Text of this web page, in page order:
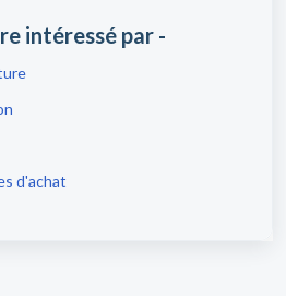
intéressé par -
d'achat